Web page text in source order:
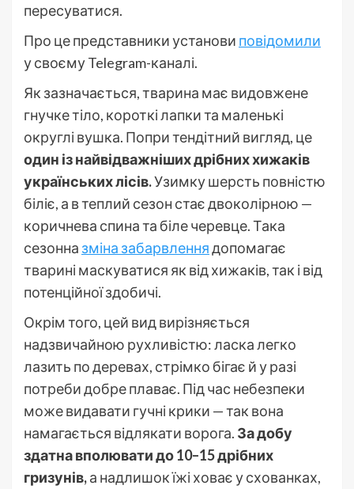
пересуватися.
Про це представники установи повідомили
у своєму Telegram-каналі.
Як зазначається, тварина має видовжене
гнучке тіло, короткі лапки та маленькі
округлі вушка. Попри тендітний вигляд, це
один із найвідважніших дрібних хижаків
українських лісів.Узимку шерсть повністю
біліє, а в теплий сезон стає двоколірною —
коричнева спина та біле черевце. Така
сезонна зміна забарвленнядопомагає
тварині маскуватися як від хижаків, так і від
потенційної здобичі.
Окрім того, цей вид вирізняється
надзвичайною рухливістю: ласка легко
лазить по деревах, стрімко бігає й у разі
потреби добре плаває. Під час небезпеки
може видавати гучні крики — так вона
намагається відлякати ворога. За добу
здатна вполювати до 10–15 дрібних
гризунів,а надлишок їжі ховає у схованках,